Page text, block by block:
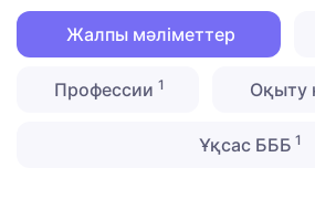
Жалпы мәліметтер
Профессии1 Оқыту
Ұқсас БББ 1